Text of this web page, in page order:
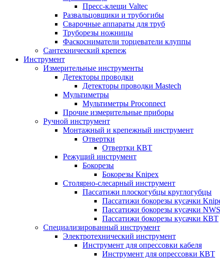
Пресс-клещи Valtec
Развальцовщики и трубогибы
Сварочные аппараты для труб
Труборезы ножницы
Фаскосниматели торцеватели клуппы
Сантехнический крепеж
Инструмент
Измерительные инструменты
Детекторы проводки
Детекторы проводки Mastech
Мультиметры
Мультиметры Proconnect
Прочие измерительные приборы
Ручной инструмент
Монтажный и крепежный инструмент
Отвертки
Отвертки КВТ
Режущий инструмент
Бокорезы
Бокорезы Knipex
Столярно-слесарный инструмент
Пассатижи плоскогубцы круглогубцы
Пассатижи бокорезы кусачки
Пассатижи бокорезы кусачки NWS
Пассатижи бокорезы кусачки КВТ
Специализированный инструмент
Электротехнический инструмент
Инструмент для опрессовки кабеля
Инструмент для опрессовки КВТ